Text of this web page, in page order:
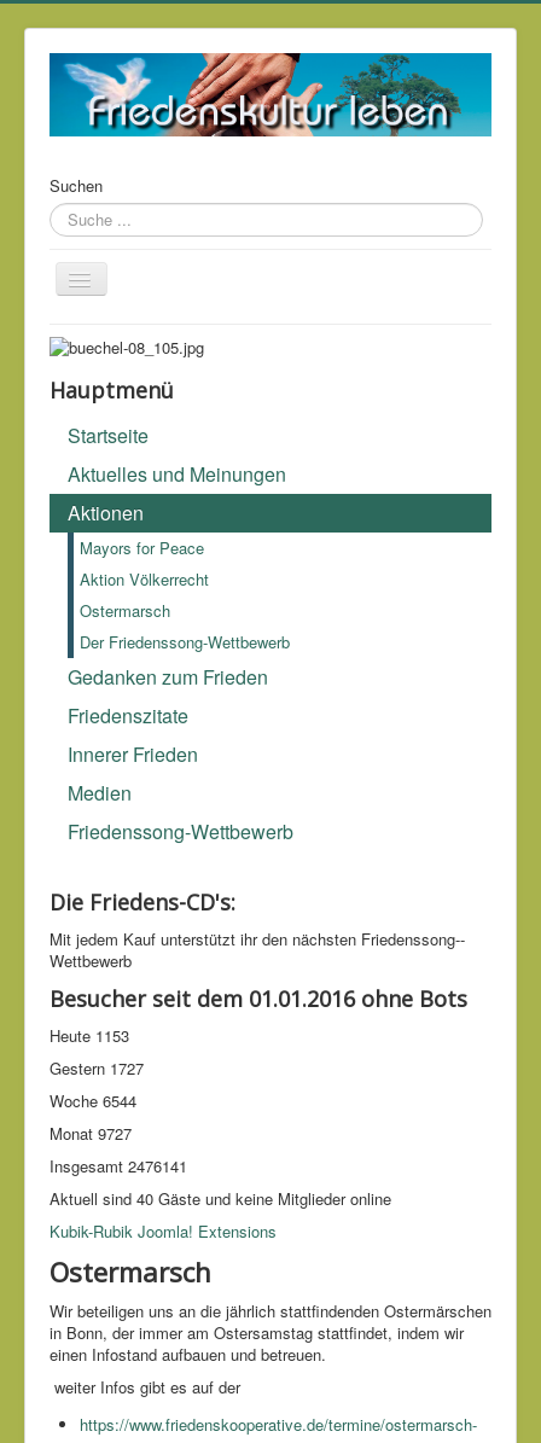
Suchen
Über mich
Kontakt
Links
Archiv
Die Blume, die mit Gewalt gebrochen wurde, verliert ihren
Duft.arabisches Sprichwort
Hauptmenü
Startseite
Aktuelles und Meinungen
Aktionen
Mayors for Peace
Aktion Völkerrecht
Ostermarsch
Der Friedenssong-Wettbewerb
Gedanken zum Frieden
Friedenszitate
Innerer Frieden
Medien
Friedenssong-Wettbewerb
Die Friedens-CD's:
Mit jedem Kauf unter­stützt ihr den nächsten Friedens­song-­
Wettbe­werb
Besucher seit dem 01.01.2016 ohne Bots
Heute 1153
Gestern 1727
Woche 6544
Monat 9727
Insgesamt 2476141
Aktuell sind 40 Gäste und keine Mitglieder online
Kubik-Rubik Joomla! Extensions
Ostermarsch
Wir beteiligen uns an die jährlich stattfindenden Ostermärschen
in Bonn, der immer am Ostersamstag stattfindet, indem wir
einen Infostand aufbauen und betreuen.
weiter Infos gibt es auf der
https://www.friedenskooperative.de/termine/ostermarsch-